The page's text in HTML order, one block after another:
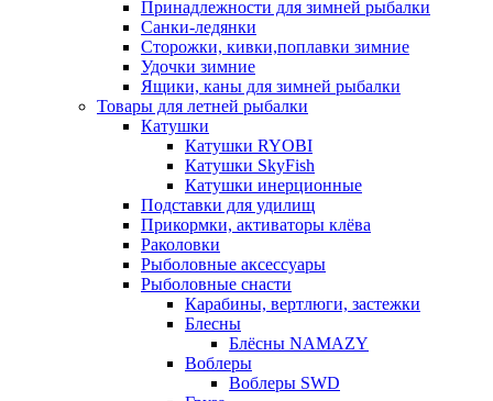
Принадлежности для зимней рыбалки
Санки-ледянки
Сторожки, кивки,поплавки зимние
Удочки зимние
Ящики, каны для зимней рыбалки
Товары для летней рыбалки
Катушки
Катушки RYOBI
Катушки SkyFish
Катушки инерционные
Подставки для удилищ
Прикормки, активаторы клёва
Раколовки
Рыболовные аксессуары
Рыболовные снасти
Карабины, вертлюги, застежки
Блесны
Блёсны NAMAZY
Воблеры
Воблеры SWD